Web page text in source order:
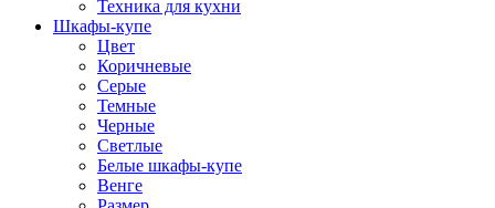
Техника для кухни
Шкафы-купе
Цвет
Коричневые
Серые
Темные
Черные
Светлые
Белые шкафы-купе
Венге